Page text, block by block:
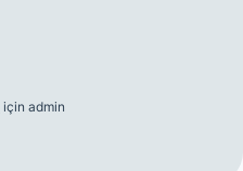
için admin